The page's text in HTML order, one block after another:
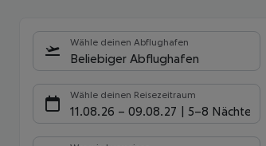
Wähle deinen Abflughafen
Beliebiger Abflughafen
Wähle deinen Reisezeitraum
11.08.26 – 09.08.27 5-8 Nächte